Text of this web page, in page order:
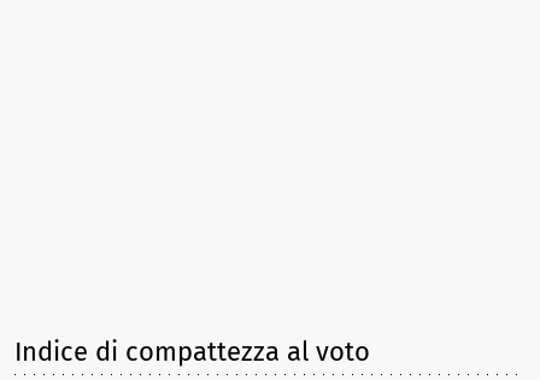
Indice di compattezza al voto